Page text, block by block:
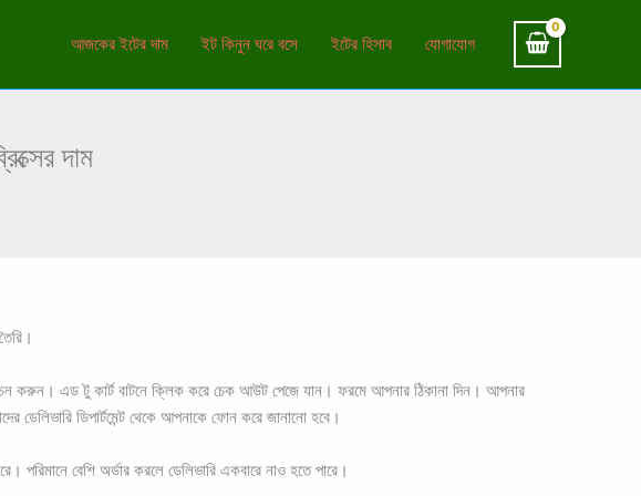
আজকের ইটের দাম ইট কিনুন ঘরে বসে ইটের হিসাব যোগাযোগ
দাম
করুন। এড টু কার্ট বাটনে ক্লিক করে চেক আউট পেজে যান। ফরমে আপনার ঠিকানা দিন। আপনার
ডেলিভারি ডিপার্টমেন্ট থেকে আপনাকে ফোন করে জানানো হবে।
পরিমানে বেশি অর্ডার করলে ডেলিভারি একবারে নাও হতে পারে।